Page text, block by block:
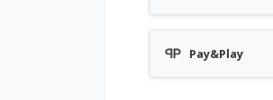
Pay&Play